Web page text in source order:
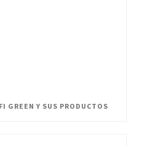
GREEN Y SUS PRODUCTOS